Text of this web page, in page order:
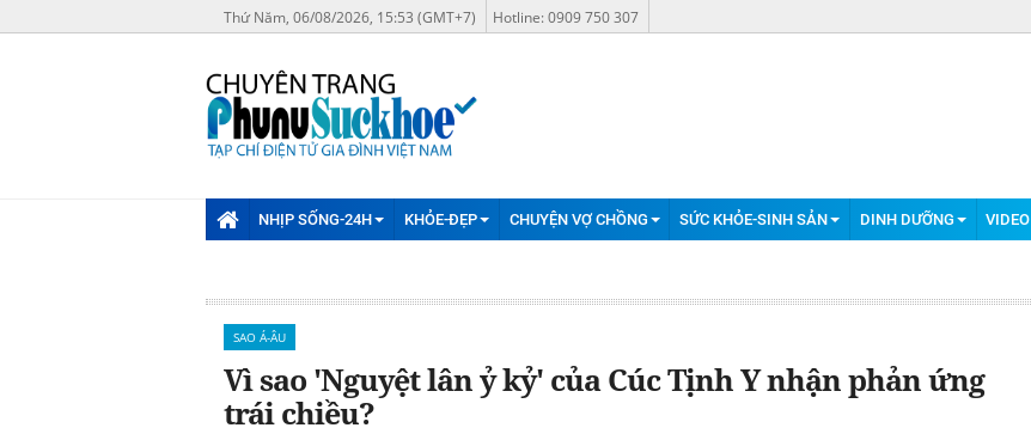
Thứ Năm, 06/08/2026, 15:53 (GMT+7) Hotline: 0909 750 307
NHỊP SỐNG-24H KHỎE-ĐẸP CHUYỆN VỢ CHỒNG SỨC KHỎE-SINH SẢN DINH DƯỠNG VIDEO
SAO Á-ÂU
Vì sao 'Nguyệt lân ỷ kỷ' của Cúc Tịnh Y nhận phản ứng
trái chiều?